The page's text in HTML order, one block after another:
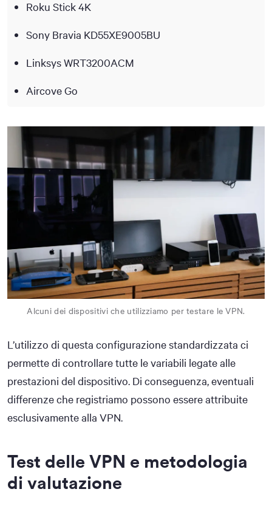
Roku Stick 4K
Sony Bravia KD55XE9005BU
Linksys WRT3200ACM
Aircove Go
Alcuni dei dispositivi che utilizziamo per testare le VPN.
L’utilizzo di questa configurazione standardizzata ci
permette di controllare tutte le variabili legate alle
prestazioni del dispositivo. Di conseguenza, eventuali
differenze che registriamo possono essere attribuite
esclusivamente alla VPN.
Test delle VPN e metodologia
di valutazione